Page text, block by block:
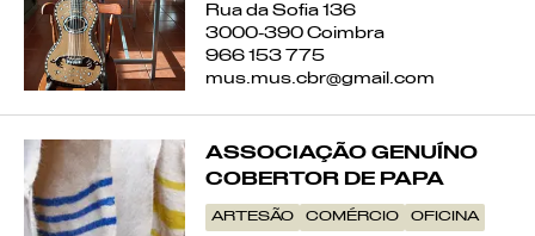
Pontos de Interesse
Sem resultados
Rua da Sofia 136
3000-390 Coimbra
966 153 775
mus.mus.cbr@gmail.com
ASSOCIAÇÃO GENUÍNO
COBERTOR DE PAPA
ARTESÃO COMÉRCIO OFICINA